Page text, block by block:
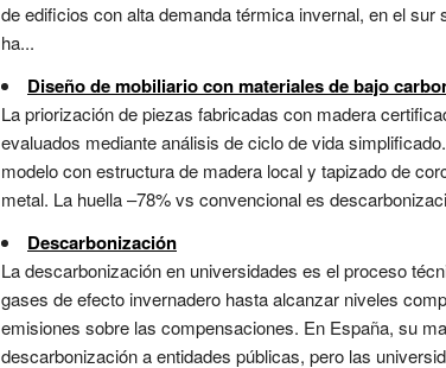
de edificios con alta demanda térmica invernal, en el
ha...
Diseño de mobiliario con materiales de bajo
La priorización de piezas fabricadas con madera
evaluados mediante análisis de ciclo de vida
modelo con estructura de madera local y tapizado de
metal. La huella –78% vs convencional es
Descarbonización
La descarbonización en universidades es el proceso
gases de efecto invernadero hasta alcanzar niveles
emisiones sobre las compensaciones. En España, su
descarbonización a entidades públicas, pero las